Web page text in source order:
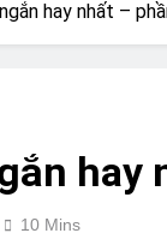
Are Bulldogs
7 Năm Ago
Can Bulldogs
7 Năm Ago
hay nhất –
hay
10 Mins